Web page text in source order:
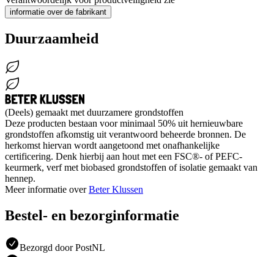
informatie over de fabrikant
Duurzaamheid
(Deels) gemaakt met duurzamere grondstoffen
Deze producten bestaan voor minimaal 50% uit hernieuwbare
grondstoffen afkomstig uit verantwoord beheerde bronnen. De
herkomst hiervan wordt aangetoond met onafhankelijke
certificering. Denk hierbij aan hout met een FSC®- of PEFC-
keurmerk, verf met biobased grondstoffen of isolatie gemaakt van
hennep.
Meer informatie overBeter Klussen
Bestel- en bezorginformatie
Bezorgd door PostNL